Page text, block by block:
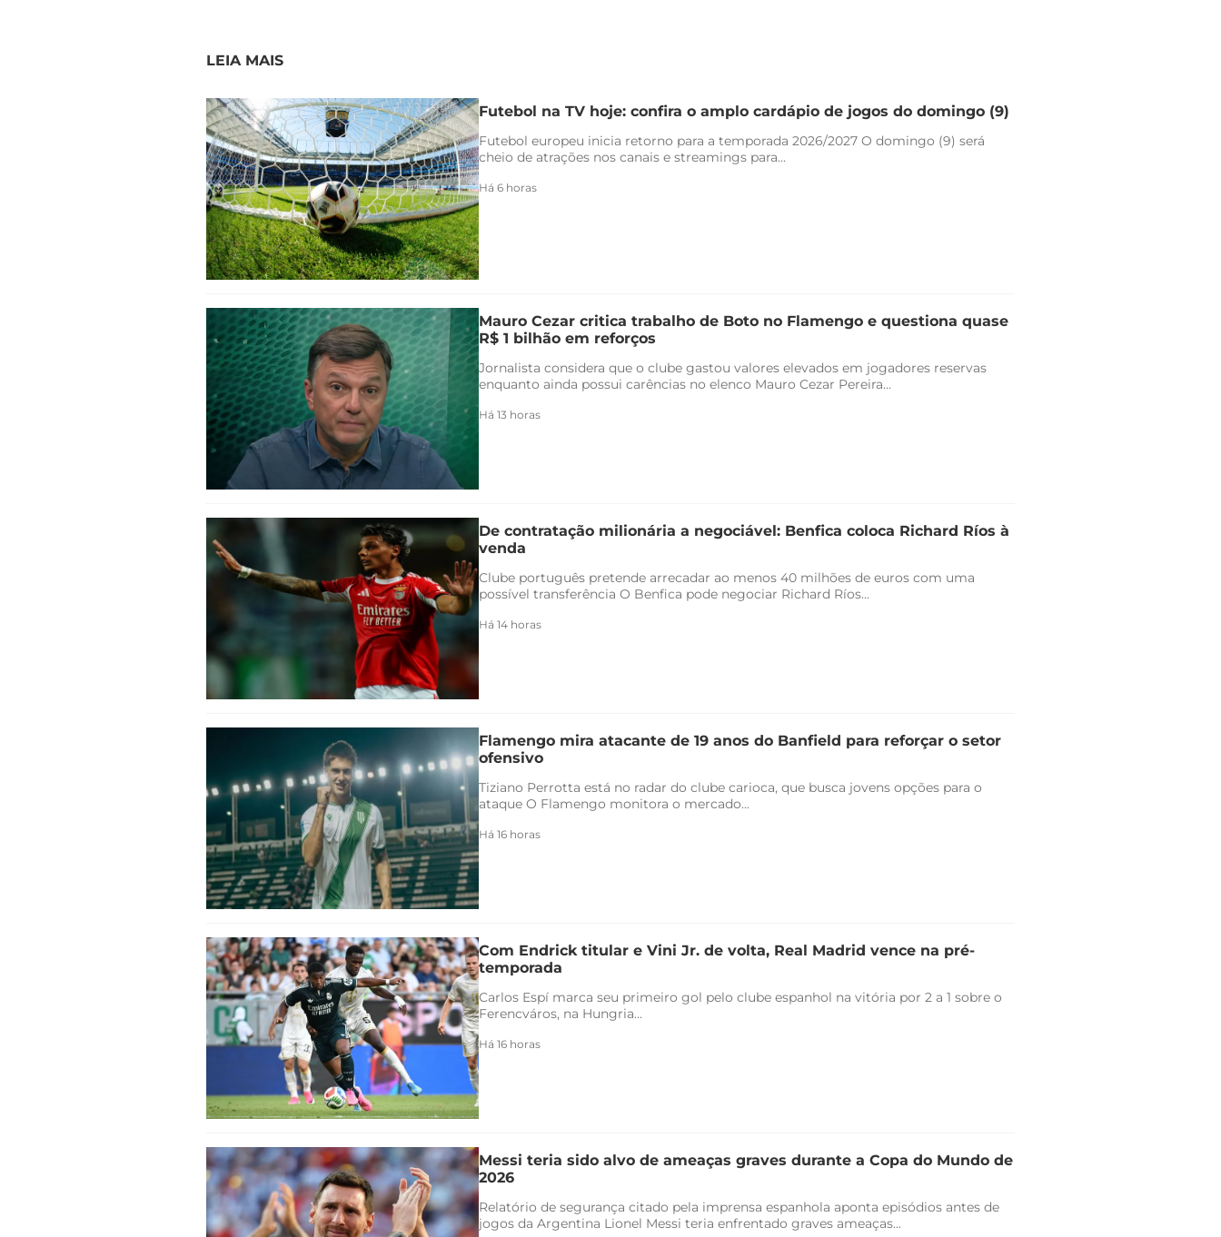
LEIA MAIS
Futebol na TV hoje: confira o amplo cardápio de jogos do domingo (9)
Futebol europeu inicia retorno para a temporada 2026/2027 O domingo (9) será
cheio de atrações nos canais e streamings para...
Há 6 horas
Mauro Cezar critica trabalho de Boto no Flamengo e questiona quase
R$ 1 bilhão em reforços
Jornalista considera que o clube gastou valores elevados em jogadores reservas
enquanto ainda possui carências no elenco Mauro Cezar Pereira...
Há 13 horas
De contratação milionária a negociável: Benfica coloca Richard Ríos à
venda
Clube português pretende arrecadar ao menos 40 milhões de euros com uma
possível transferência O Benfica pode negociar Richard Ríos...
Há 14 horas
Flamengo mira atacante de 19 anos do Banfield para reforçar o setor
ofensivo
Tiziano Perrotta está no radar do clube carioca, que busca jovens opções para o
ataque O Flamengo monitora o mercado...
Há 16 horas
Com Endrick titular e Vini Jr. de volta, Real Madrid vence na pré-
temporada
Carlos Espí marca seu primeiro gol pelo clube espanhol na vitória por 2 a 1 sobre o
Ferencváros, na Hungria...
Há 16 horas
Messi teria sido alvo de ameaças graves durante a Copa do Mundo de
2026
Relatório de segurança citado pela imprensa espanhola aponta episódios antes de
jogos da Argentina Lionel Messi teria enfrentado graves ameaças...